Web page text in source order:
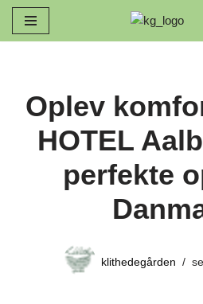
Spring
Oplev
HOTEL
perfekte
klithedegården